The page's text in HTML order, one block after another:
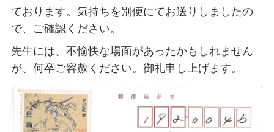
ております。気持ちを別便にてお送りしましたの
で、ご確認ください。
先生には、不愉快な場面があったかもしれません
が、何卒ご容赦ください。御礼申し上げます。